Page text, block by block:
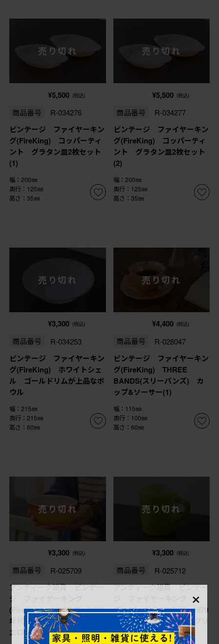
売り切れ
¥5,500 (税込)
商品番号 R-034276
ビンテージ ファイヤーキン
グ(FireKing) コッパーティ
ント グラタン皿2枚セット
(1)
幅：200㎜
奥行：125㎜
高さ：35㎜
売り切れ
¥5,500 (税込)
商品番号 R-034277
ビンテージ ファイヤーキン
グ(FireKing) コッパーティ
ント グラタン皿2枚セット
(2)
幅：200㎜
奥行：125㎜
高さ：35㎜
売り切れ
¥3,300 (税込)
商品番号 R-034253
ビンテージ ファイヤーキン
グ(FireKing) ホワイトシェ
ル ゴールドリムが上品なボ
ウル
幅：215㎜
奥行：215㎜
高さ：60㎜
売り切れ
¥4,400 (税込)
商品番号 R-028047
ビンテージ ファイヤーキン
グ(FireKing) THREE
BANDS(スリーバンズ) カ
ップ&ソーサー(1)
幅：115㎜
奥行：100㎜
高さ：60㎜
売り切れ
¥3,300 (税込)
商品番号 R-025709
アンティーク雑貨 ビンテー
ジ ファイヤーキング
(FireKing) 1960年代〜1970
年代 キンバリーボウル・イ
エロー
売り切れ
¥3,300 (税込)
商品番号 R-025712
アンティーク雑貨 ビンテー
(FireKing) 1960年代〜1970
年代 リブボトムマグ・グリ
ーン
×